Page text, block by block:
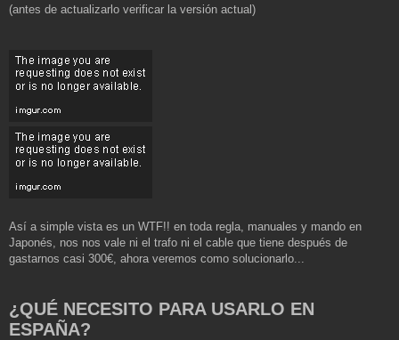
(antes de actualizarlo verificar la versión actual)
Así a simple vista es un WTF!! en toda regla, manuales y mando en
Japonés, nos nos vale ni el trafo ni el cable que tiene después de
gastarnos casi 300€, ahora veremos como solucionarlo...
¿QUÉ NECESITO PARA USARLO EN
ESPAÑA?